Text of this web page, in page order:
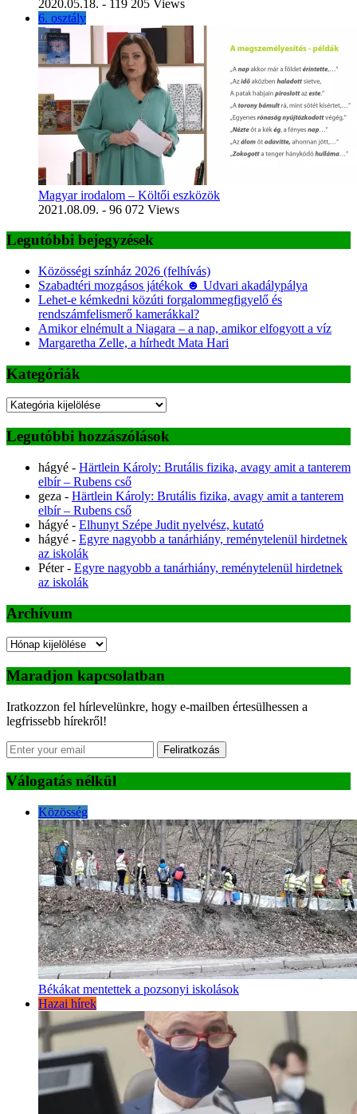
2020.05.18. - 119 205 Views
6. osztály
Magyar irodalom – Költői eszközök
2021.08.09. - 96 072 Views
Legutóbbi bejegyzések
Közösségi színház 2026 (felhívás)
Szabadtéri mozgásos játékok ☻ Udvari akadálypálya
Lehet-e kémkedni közúti forgalommegfigyelő és
rendszámfelismerő kamerákkal?
Amikor elnémult a Niagara – a nap, amikor elfogyott a víz
Margaretha Zelle, a hírhedt Mata Hari
Kategóriák
Kategóriák
Legutóbbi hozzászólások
hágyé - Härtlein Károly: Brutális fizika, avagy amit a tanterem
elbír – Rubens cső
geza - Härtlein Károly: Brutális fizika, avagy amit a tanterem
elbír – Rubens cső
hágyé - Elhunyt Szépe Judit nyelvész, kutató
hágyé - Egyre nagyobb a tanárhiány, reménytelenül hirdetnek
az iskolák
Péter- Egyre nagyobb a tanárhiány, reménytelenül hirdetnek
az iskolák
Archívum
Archívum
Maradjon kapcsolatban
Iratkozzon fel hírlevelünkre, hogy e-mailben értesülhessen a
legfrissebb hírekről!
Feliratkozás
Válogatás nélkül
Közösség
Békákat mentettek a pozsonyi iskolások
Hazai hírek